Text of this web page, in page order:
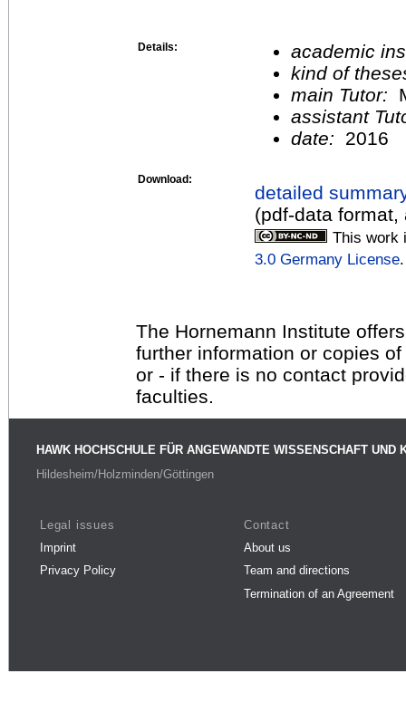
Details:
academic
kind of
main Tutor:
assistant
date:
2016
Download:
detailed
(pdf-data
This work
3.0 Germany License.
The Hornemann Institute
further information or copies
or - if there is no contact
faculties.
HAWK HOCHSCHULE FÜR ANGEWANDTE WISSENSCHAFT UND
Hildesheim/Holzminden/Göttingen
Legal issues
Imprint
Privacy Policy
Contact
About us
Team and directions
Termination of an Agreement